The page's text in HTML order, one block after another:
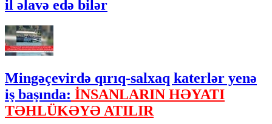
il əlavə edə bilər
Mingəçevirdə qırıq-salxaq katerlər yenə
iş başında: İNSANLARIN HƏYATI
TƏHLÜKƏYƏ ATILIR